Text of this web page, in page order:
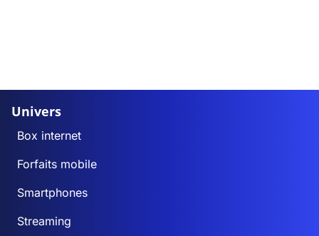
Univers
Box internet
Forfaits mobile
Smartphones
Streaming